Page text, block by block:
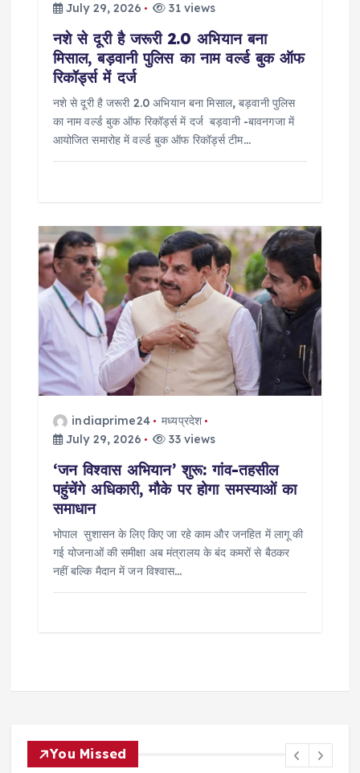
July 29, 2026
31 views
नशे से दूरी है जरूरी 2.0 अभियान बना
मिसाल, बड़वानी पुलिस का नाम वर्ल्ड बुक ऑफ
रिकॉर्ड्स में दर्ज
नशे से दूरी है जरूरी 2.0 अभियान बना मिसाल, बड़वानी पुलिस
का नाम वर्ल्ड बुक ऑफ रिकॉर्ड्स में दर्ज बड़वानी -बावनगजा में
आयोजित समारोह में वर्ल्ड बुक ऑफ रिकॉर्ड्स टीम…
indiaprime24
मध्यप्रदेश
July 29, 2026
33 views
‘जन विश्वास अभियान’ शुरू: गांव-तहसील
पहुंचेंगे अधिकारी, मौके पर होगा समस्याओं का
समाधान
भोपाल सुशासन के लिए किए जा रहे काम और जनहित में लागू की
गई योजनाओं की समीक्षा अब मंत्रालय के बंद कमरों से बैठकर
नहीं बल्कि मैदान में जन विश्वास…
You Missed